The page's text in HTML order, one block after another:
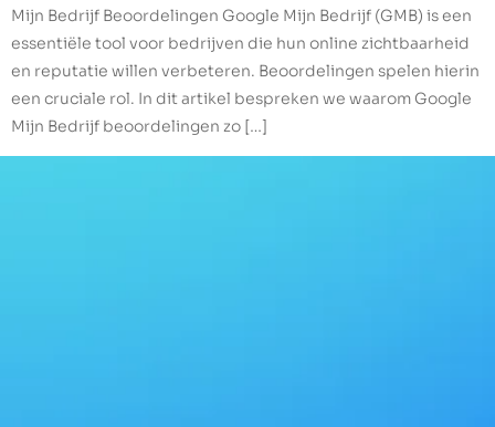
Mijn Bedrijf Beoordelingen Google Mijn Bedrijf (GMB) is een
essentiële tool voor bedrijven die hun online zichtbaarheid
en reputatie willen verbeteren. Beoordelingen spelen hierin
een cruciale rol. In dit artikel bespreken we waarom Google
Mijn Bedrijf beoordelingen zo […]